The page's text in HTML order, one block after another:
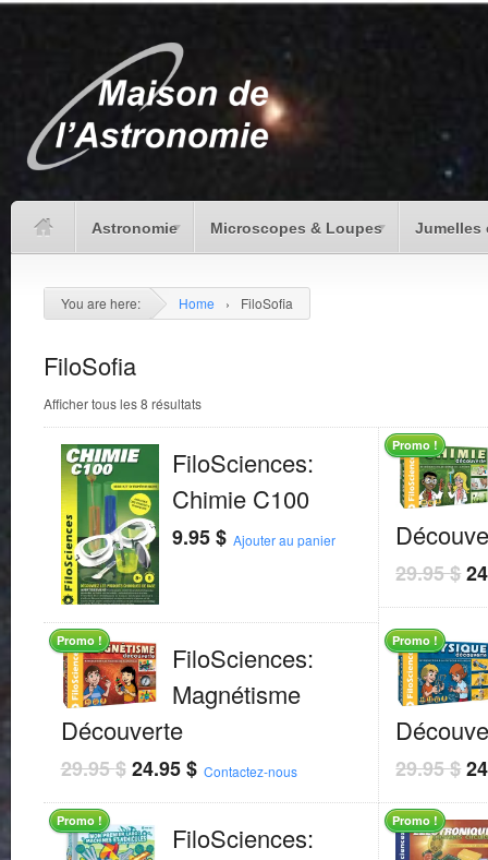
Astronomie Microscopes & Loupes Jumelles
You are here: Home › FiloSofia
FiloSofia
Afficher tous les 8 résultats
FiloSciences:
Chimie C100
9.95$ Ajouter au panier
Promo !
29.95$
Promo !
FiloSciences:
Magnétisme
Découverte
29.95$ 24.95$ Contactez-nous
Promo !
29.95$
Promo !
FiloSciences:
Promo !